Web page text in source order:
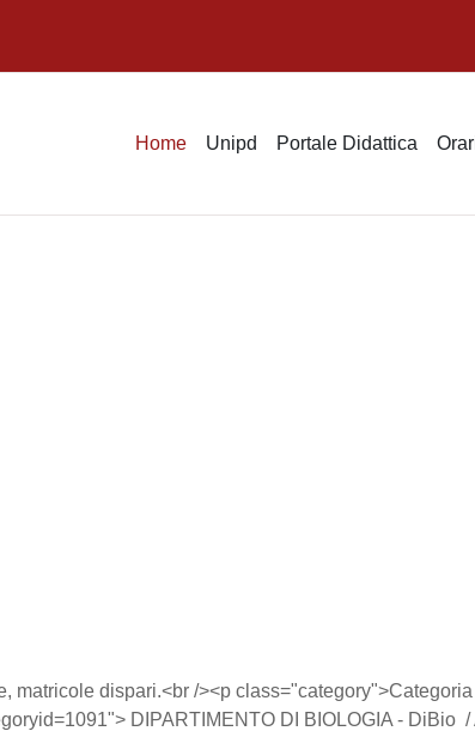
Home Unipd Portale Didattica
matricole dispari.<br /><p class="category">Categoria
DIPARTIMENTO DI BIOLOGIA - DiBio